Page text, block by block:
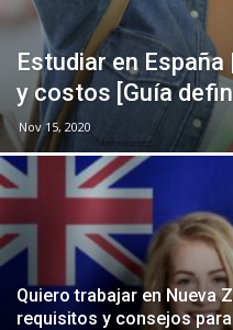
Estudiar en
y costos [Guía
Nov 15, 2020
Quiero trabajar en Nueva
requisitos y consejos